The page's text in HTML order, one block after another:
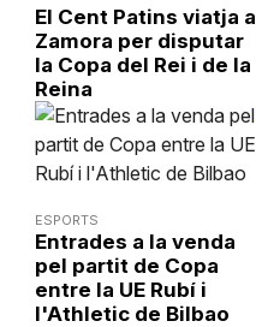
El Cent Patins viatja a
Zamora per disputar
la Copa del Rei i de la
Reina
ESPORTS
Entrades a la venda
pel partit de Copa
entre la UE Rubí i
l'Athletic de Bilbao